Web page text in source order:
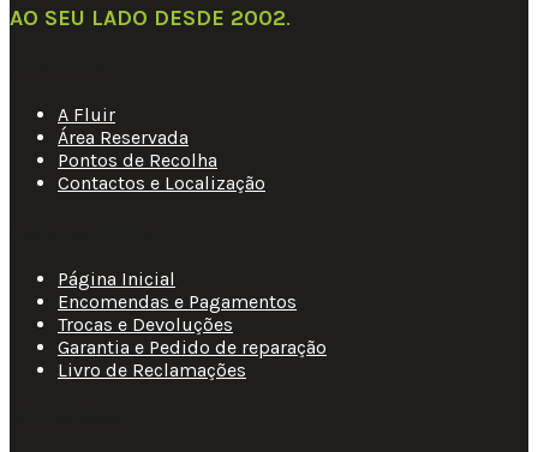
AO SEU LADO DESDE 2002.
A Fluir
Área Reservada
Pontos de Recolha
Contactos e Localização
Página Inicial
Encomendas e Pagamentos
Trocas e Devoluções
Garantia e Pedido de reparação
Livro de Reclamações